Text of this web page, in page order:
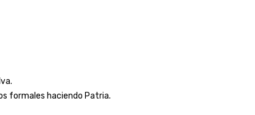
formales haciendo Patria.